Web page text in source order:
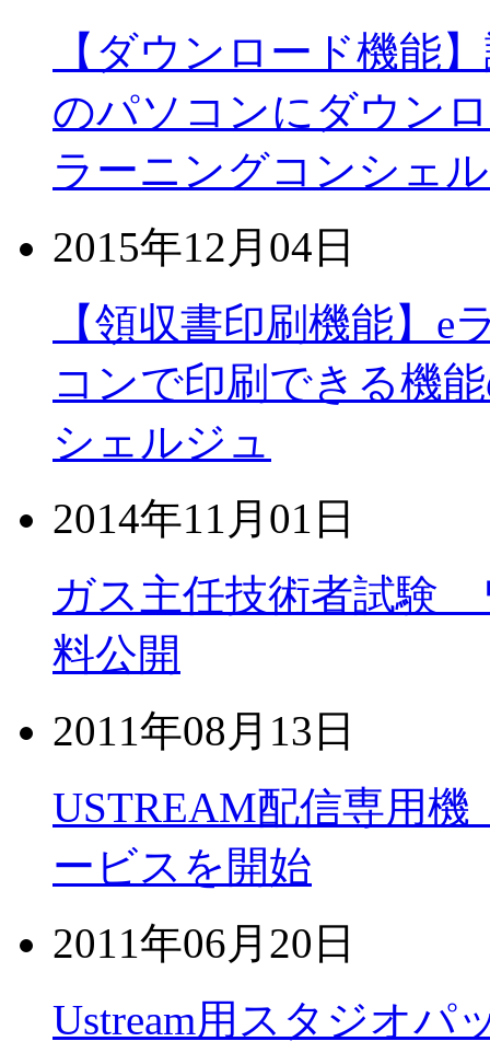
【ダウンロード機能
のパソコンにダウン
ラーニングコンシェ
2015年12月04日
【領収書印刷機能】
コンで印刷できる機
シェルジュ
2014年11月01日
ガス主任技術者試験
料公開
2011年08月13日
USTREAM配信専用
ービスを開始
2011年06月20日
Ustream用スタジオパ